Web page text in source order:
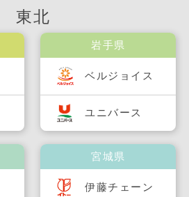
東北
岩手県
ベルジョイス
ユニバース
宮城県
伊藤チェーン